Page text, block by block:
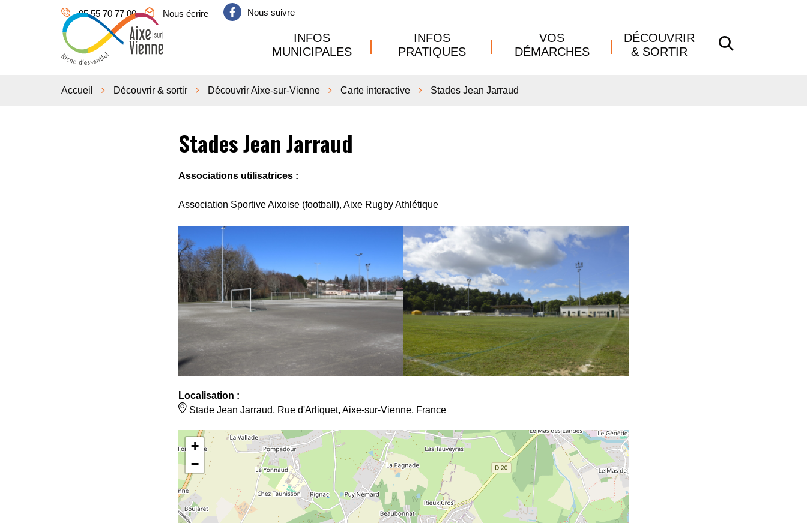
05 55 70 77 00 Nous écrire Nous suivre
Aixe sur Vienne
INFOS
MUNICIPALES
INFOS
PRATIQUES
VOS
DÉMARCHES
DÉCOUVRIR
& SORTIR
Accueil Découvrir & sortir Découvrir Aixe-sur-Vienne Carte interactive Stades Jean Jarraud
Stades Jean Jarraud
Associations utilisatrices :
Association Sportive Aixoise (football), Aixe Rugby Athlétique
Localisation :
Stade Jean Jarraud, Rue d'Arliquet, Aixe-sur-Vienne, France
+
−